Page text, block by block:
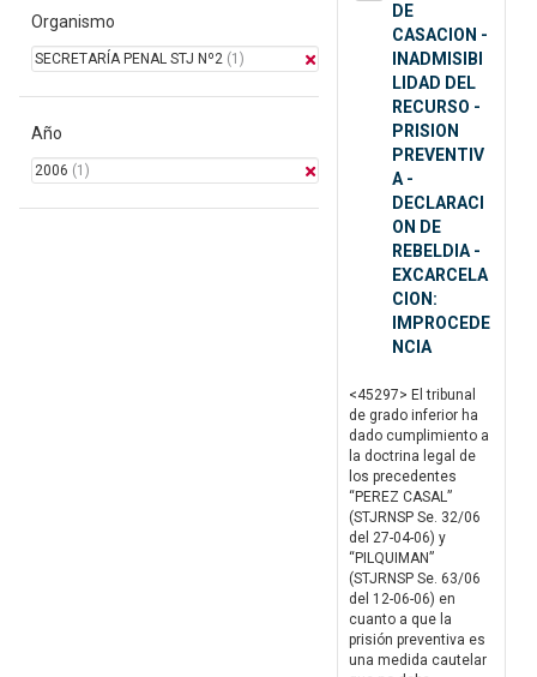
Organismo
SECRETARÍA PENAL STJ Nº2 (1)
Año
2006 (1)
DE
CASACION -
INADMISIBI
LIDAD DEL
RECURSO -
PRISION
PREVENTIV
A -
DECLARACI
ON DE
REBELDIA -
EXCARCELA
CION:
IMPROCEDE
NCIA
<45297> El tribunal
de grado inferior ha
dado cumplimiento a
la doctrina legal de
los precedentes
“PEREZ CASAL”
(STJRNSP Se. 32/06
del 27-04-06) y
“PILQUIMAN”
(STJRNSP Se. 63/06
del 12-06-06) en
cuanto a que la
prisión preventiva es
una medida cautelar